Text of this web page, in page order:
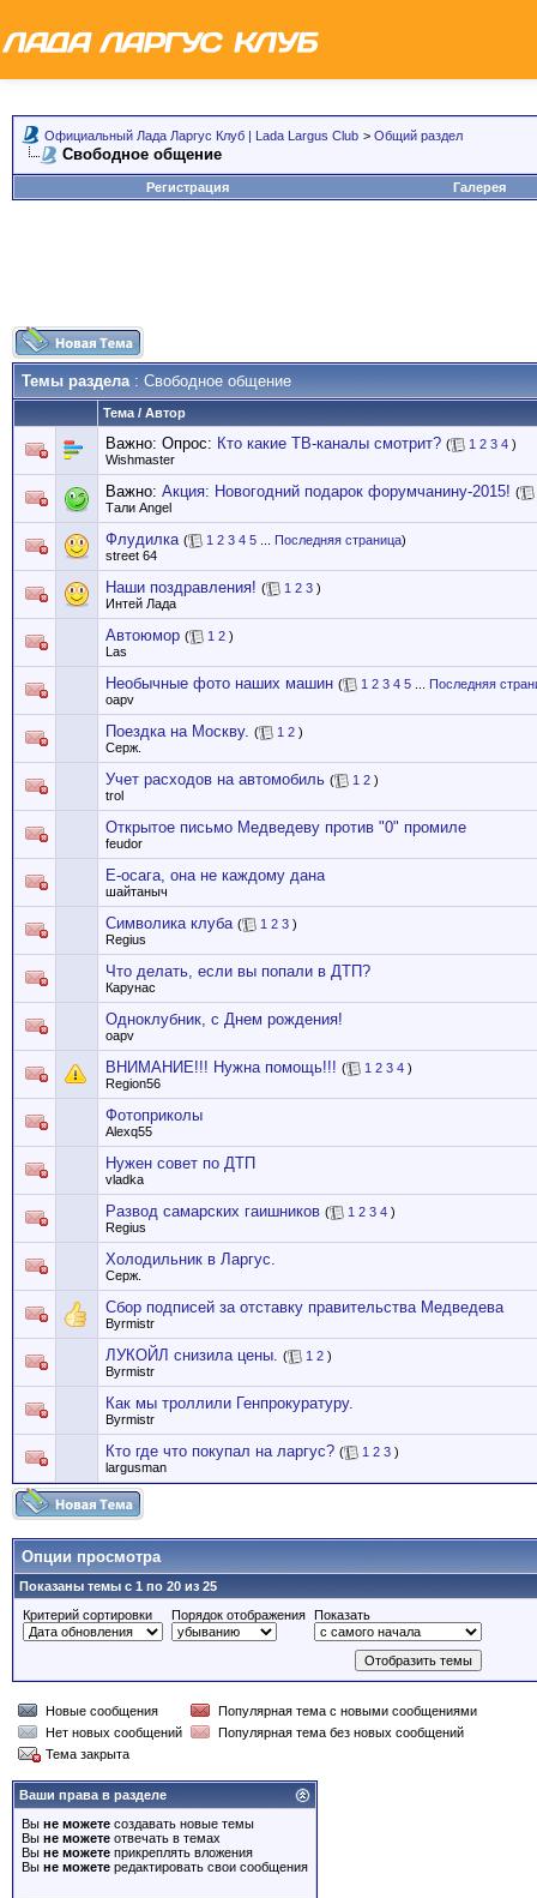
Официальный Лада Ларгус Клуб | Lada Largus Club > Общий раздел
Свободное общение
Регистрация Галерея
Темы раздела: Свободное общение
Тема / Автор
Важно: Опрос: Кто какие ТВ-каналы смотрит? ( 1 2 3 4 )
Wishmaster
Важно: Акция: Новогодний подарок форумчанину-2015! (
Тали Angel
Флудилка ( 1 2 3 4 5 Последняя страница)
street 64
Наши поздравления! ( 1 2 3 )
Интей Лада
Автоюмор ( 1 2 )
Las
Необычные фото наших машин ( 1 2 3 4 5
Последняя
oapv
Поездка на Москву. ( 1 2 )
Серж.
Учет расходов на автомобиль ( 1 2 )
trol
Открытое письмо Медведеву против "0" промиле
feudor
Е-осага, она не каждому дана
шайтаныч
Символика клуба ( 1 2 3 )
Regius
Что делать, если вы попали в ДТП?
Карунас
Одноклубник, с Днем рождения!
oapv
ВНИМАНИЕ!!! Нужна помощь!!! ( 1 2 3 4 )
Region56
Фотоприколы
Alexq55
Нужен совет по ДТП
vladka
Развод самарских гаишников ( 1 2 3 4 )
Regius
Холодильник в Ларгус.
Серж.
Сбор подписей за отставку правительства Медведева
Byrmistr
ЛУКОЙЛ снизила цены. ( 1 2 )
Byrmistr
Как мы троллили Генпрокуратуру.
Byrmistr
Кто где что покупал на ларгус? ( 1 2 3 )
largusman
Опции просмотра
Показаны темы с 1 по 20 из 25
Критерий сортировки
Порядок отображения Показать
Новые сообщения
Популярная тема с новыми сообщениями
Нет новых сообщений
Популярная тема без новых сообщений
Тема закрыта
Ваши права в разделе
Вы не можете создавать новые темы
Вы не можете отвечать в темах
Вы не можете прикреплять вложения
Вы не можете редактировать свои сообщения